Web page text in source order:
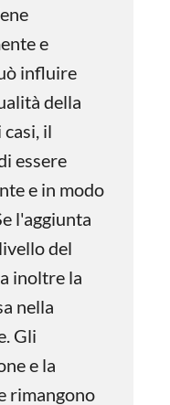
e
influire
della
il
essere
e in modo
l'aggiunta
del
inoltre la
nella
Gli
e la
rimangono